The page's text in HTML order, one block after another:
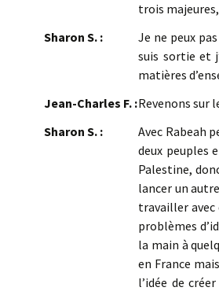
trois
Sharon S. :
Je ne peux
suis sortie et
matières
Jean-Charles F. :Revenons sur
Sharon S. :
Avec Rabeah
deux peuples
Palestine,
lancer un
travailler avec
problèmes
la main à
en France
l’idée de